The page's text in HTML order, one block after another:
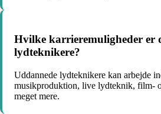
Hvilke karrieremuligheder er
lydteknikere?
Uddannede lydteknikere kan arbejde
musikproduktion, live lydteknik, film-
meget mere.